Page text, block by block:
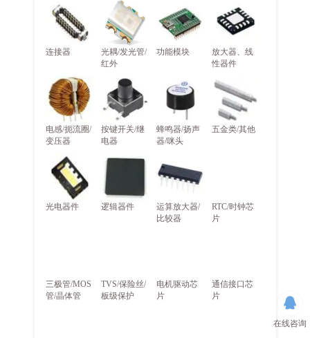
连接器
光耦/发光管/
红外
功能模块
放大器、线
性器件
电感/扼流圈/
变压器
按键开关/继
电器
蜂鸣器/扬声
器/咪头
五金类/其他
光电器件 逻辑器件
运算放大器/
比较器
RTC/时钟芯
片
三极管/MOS
管/晶体管
TVS/保险丝/
板级保护
电机驱动芯
片
通信接口芯
片
在线咨询